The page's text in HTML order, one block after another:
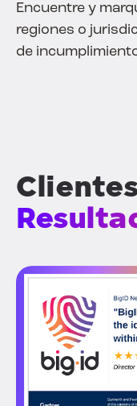
Encuentre y
regiones o
de